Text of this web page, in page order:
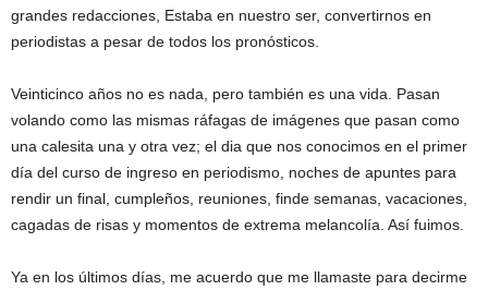
grandes redacciones, Estaba en nuestro ser, convertirnos en
periodistas a pesar de todos los pronósticos.
Veinticinco años no es nada, pero también es una vida. Pasan
volando como las mismas ráfagas de imágenes que pasan como
una calesita una y otra vez; el dia que nos conocimos en el primer
día del curso de ingreso en periodismo, noches de apuntes para
rendir un final, cumpleños, reuniones, finde semanas, vacaciones,
cagadas de risas y momentos de extrema melancolía. Así fuimos.
Ya en los últimos días, me acuerdo que me llamaste para decirme